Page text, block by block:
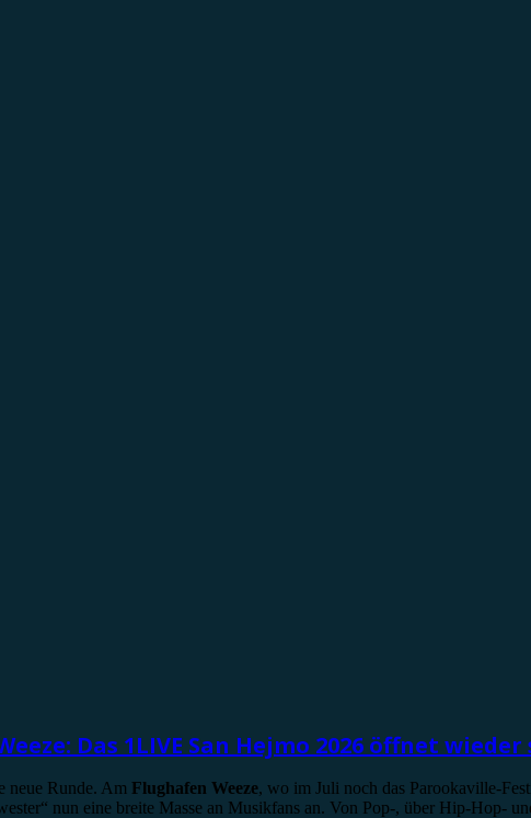
Das 1LIVE San Hejmo 2026 öffnet wieder
neue Runde. Am Flughafen Weeze, wo im Juli noch das Parookaville-
nun eine breite Masse an Musikfans an. Von Pop-, über Hip-Hop-